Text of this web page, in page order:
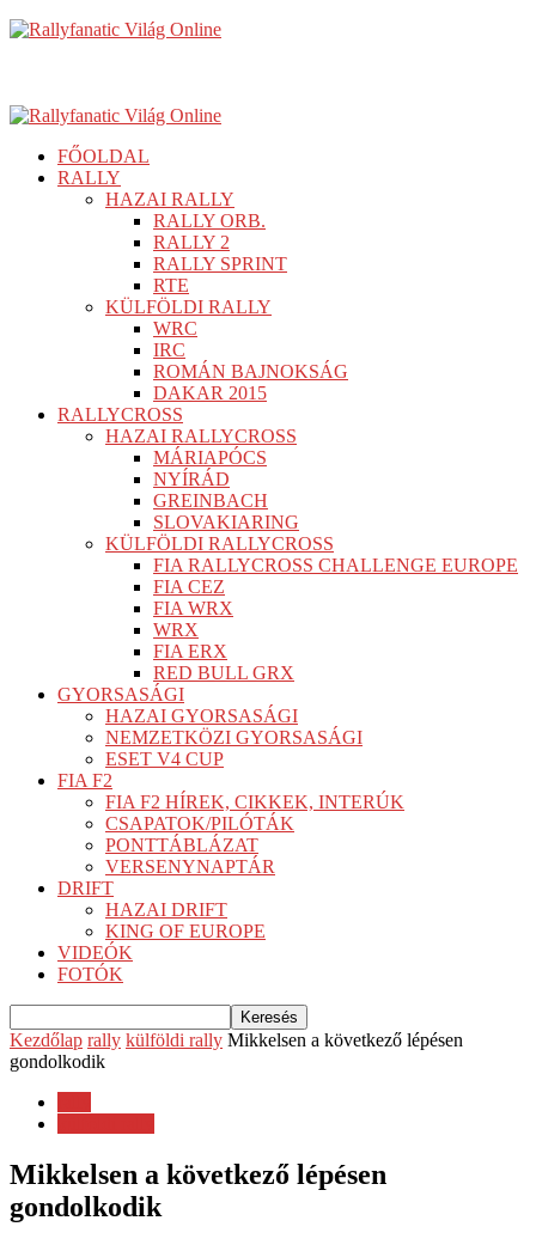
FŐOLDAL
RALLY
HAZAI RALLY
RALLY ORB.
RALLY 2
RALLY SPRINT
RTE
KÜLFÖLDI RALLY
WRC
IRC
ROMÁN BAJNOKSÁG
DAKAR 2015
RALLYCROSS
HAZAI RALLYCROSS
MÁRIAPÓCS
NYÍRÁD
GREINBACH
SLOVAKIARING
KÜLFÖLDI RALLYCROSS
FIA RALLYCROSS CHALLENGE EUROPE
FIA CEZ
FIA WRX
WRX
FIA ERX
RED BULL GRX
GYORSASÁGI
HAZAI GYORSASÁGI
NEMZETKÖZI GYORSASÁGI
ESET V4 CUP
FIA F2
FIA F2 HÍREK, CIKKEK, INTERÚK
CSAPATOK/PILÓTÁK
PONTTÁBLÁZAT
VERSENYNAPTÁR
DRIFT
HAZAI DRIFT
KING OF EUROPE
VIDEÓK
FOTÓK
Kezdőlap rally külföldi rally Mikkelsen a következő lépésen
gondolkodik
Mikkelsen a következő lépésen
gondolkodik